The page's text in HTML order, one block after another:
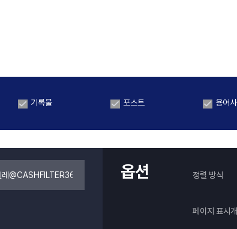
기록물 포스트 용어
옵션 정렬 방식
페이지 표시